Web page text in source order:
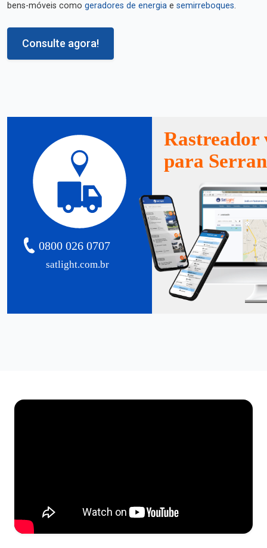
bens-móveis como geradores de energia e semirreboques.
Consulte agora!
satlight.com.br
0800 026 0707
Rastreador
para